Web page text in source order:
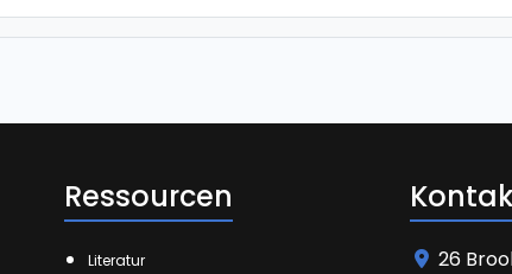
Ressourcen
Literatur
26